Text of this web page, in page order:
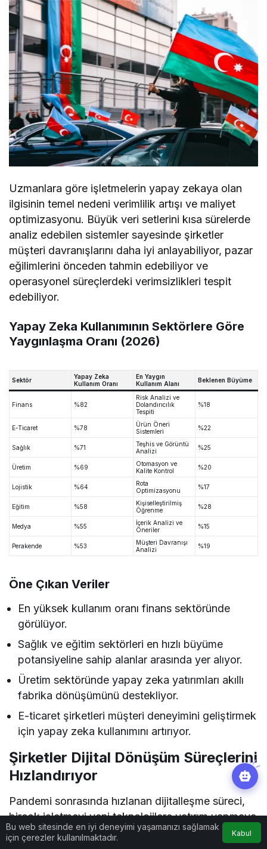
Uzmanlara göre işletmelerin yapay zekaya olan
ilgisinin temel nedeni verimlilik artışı ve maliyet
optimizasyonu. Büyük veri setlerini kısa sürelerde
analiz edebilen sistemler sayesinde şirketler
müşteri davranışlarını daha iyi anlayabiliyor, pazar
eğilimlerini önceden tahmin edebiliyor ve
operasyonel süreçlerdeki verimsizlikleri tespit
edebiliyor.
Yapay Zeka Kullanımının Sektörlere Göre
Yaygınlaşma Oranı (2026)
Sektör
Yapay Zeka
Kullanım Oranı
En Yaygın
Kullanım Alanı
Beklenen Büyüme
Finans %82
Risk Analizi ve
Dolandırıcılık
Tespiti
%18
E-Ticaret %78
Ürün Öneri
Sistemleri
%22
Sağlık %71
Teşhis ve Görüntü
Analizi
%25
Üretim %69
Otomasyon ve
Kalite Kontrol
%20
Lojistik %64
Rota
Optimizasyonu
%17
Eğitim %58
Kişiselleştirilmiş
Öğrenme
%28
Medya %55
İçerik Analizi ve
Öneriler
%15
Perakende %53
Müşteri Davranışı
Analizi
%19
Öne Çıkan Veriler
En yüksek kullanım oranı finans sektöründe
görülüyor.
Sağlık ve eğitim sektörleri en hızlı büyüme
potansiyeline sahip alanlar arasında yer alıyor.
Üretim sektöründe yapay zeka yatırımları akıllı
fabrika dönüşümünü destekliyor.
E-ticaret şirketleri müşteri deneyimini geliştirmek
için yapay zeka kullanımını artırıyor.
Şirketler Dijital Dönüşüm Süreçlerini
Hızlandırıyor
Pandemi sonrasında hızlanan dijitalleşme süreci,
birçok işletmeyi yeni teknolojilere yatırım yapmaya
yöneltti. Uzaktan çalışma modellerinin
Bu web sitesinde en iyi deneyimi yaşamanızı sağlamak
için çerezler kullanılmaktadır.
Kabul